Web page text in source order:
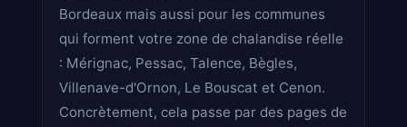
Bordeaux mais aussi pour les communes
qui forment votre zone de chalandise réelle
: Mérignac, Pessac, Talence, Bègles,
Villenave-d'Ornon, Le Bouscat et Cenon.
Concrètement, cela passe par des pages de